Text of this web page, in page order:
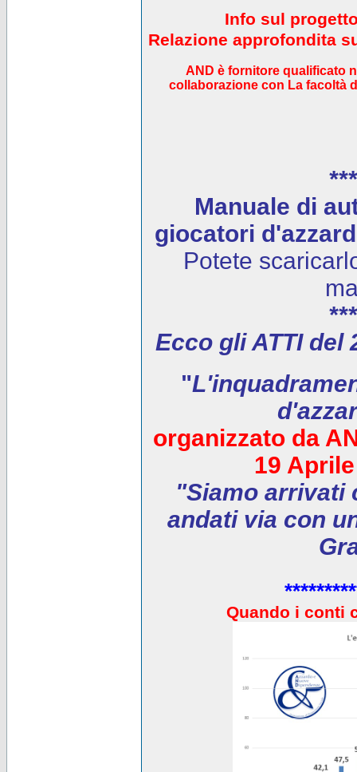
Info sul
Relazione approfondita
AND è fornitore qualificato
collaborazione con La facoltà
Manuale di
giocatori
Potete
Ecco gli ATTI del
"
organizzato da
19
"Siamo arrivati
andati via con
Quando i conti